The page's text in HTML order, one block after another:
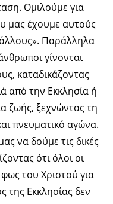
Ομιλούμε για
μας έχουμε αυτούς
Παράλληλα
γίνονται
καταδικάζοντας
από την Εκκλησία ή
ζωής, ξεχνώντας τη
πνευματικό αγώνα.
να δούμε τις δικές
ότι όλοι οι
του Χριστού για
της Εκκλησίας δεν